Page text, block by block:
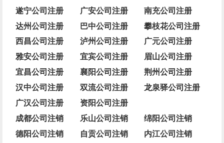
遂宁公司注册
广安公司注册
南充公司注册
达州公司注册
巴中公司注册
攀枝花公司注册
西昌公司注册
泸州公司注册
广元公司注册
雅安公司注册
宜宾公司注册
眉山公司注册
宜昌公司注册
襄阳公司注册
荆州公司注册
汉中公司注册
双流公司注册
龙泉驿公司注册
广汉公司注册
资阳公司注册
成都公司注销
乐山公司注销
绵阳公司注销
德阳公司注销
自贡公司注销
内江公司注销